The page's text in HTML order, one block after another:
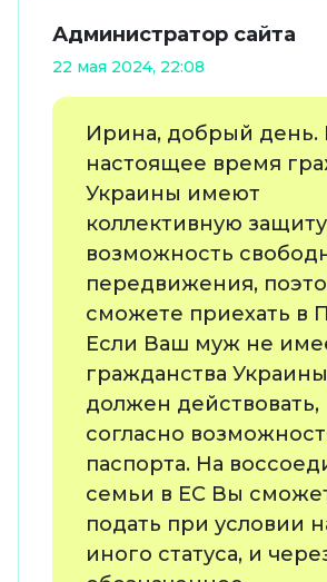
Администратор сайта
22 мая 2024, 22:08
Ирина, добрый день.
настоящее время
Украины имеют
коллективную
возможность
передвижения,
сможете приехать в
Если Ваш муж не
гражданства
должен действовать,
согласно
паспорта. На
семьи в ЕС Вы
подать при условии
иного статуса, и